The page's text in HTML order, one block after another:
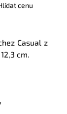
cenu
Casual z
cm.